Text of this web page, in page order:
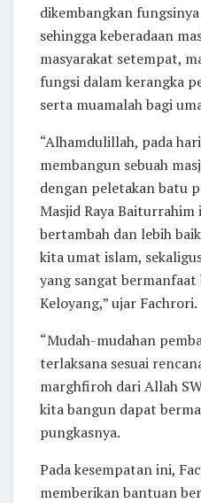
dikembangkan
sehingga keberadaan
masyarakat setempat,
fungsi dalam kerangka
serta muamalah bagi
“Alhamdulillah, pada
membangun sebuah
dengan peletakan batu
Masjid Raya
bertambah dan lebih
kita umat islam,
yang sangat
Keloyang,” ujar Fachrori.
“Mudah-mudahan
terlaksana sesuai
marghfiroh dari Allah
kita bangun dapat
pungkasnya.
Pada kesempatan ini,
memberikan bantuan